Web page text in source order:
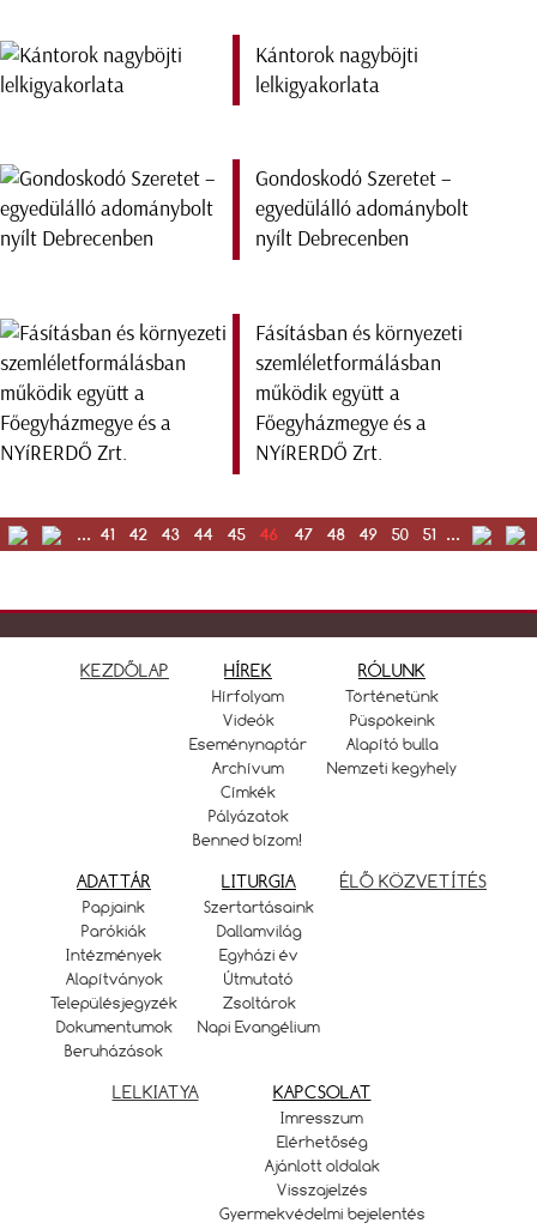
Kántorok nagyböjti
lelkigyakorlata
Gondoskodó Szeretet –
egyedülálló adománybolt
nyílt Debrecenben
Fásításban és környezeti
szemléletformálásban
működik együtt a
Főegyházmegye és a
NYíRERDŐ Zrt.
... 41 42 43 44 45 46 47 48 49 50 51 ...
KEZDŐLAP HÍREK
Hírfolyam
Videók
Eseménynaptár
Archívum
Címkék
Pályázatok
Benned bízom!
RÓLUNK
Történetünk
Püspökeink
Alapító bulla
Nemzeti kegyhely
ADATTÁR
Papjaink
Parókiák
Intézmények
Alapítványok
Településjegyzék
Dokumentumok
Beruházások
LITURGIA
Szertartásaink
Dallamvilág
Egyházi év
Útmutató
Zsoltárok
Napi Evangélium
ÉLŐ KÖZVETÍTÉS
LELKIATYA KAPCSOLAT
Imresszum
Elérhetőség
Ajánlott oldalak
Visszajelzés
Gyermekvédelmi bejelentés